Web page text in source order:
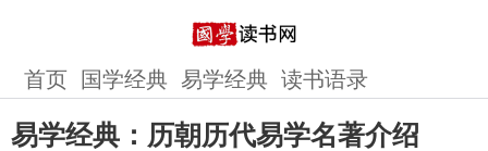
首页 国学经典 易学经典 读书语录
易学经典：历朝历代易学名著介绍